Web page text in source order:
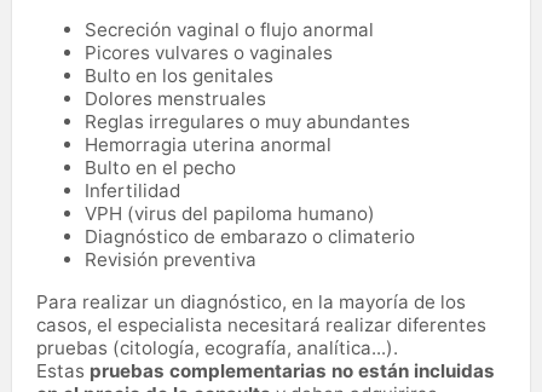
Secreción vaginal o flujo anormal
Picores vulvares o vaginales
Bulto en los genitales
Dolores menstruales
Reglas irregulares o muy abundantes
Hemorragia uterina anormal
Bulto en el pecho
Infertilidad
VPH (virus del papiloma humano)
Diagnóstico de embarazo o climaterio
Revisión preventiva
Para realizar un diagnóstico, en la mayoría de los
casos, el especialista necesitará realizar diferentes
pruebas (citología, ecografía, analítica...).
Estas pruebas complementarias no están incluidas